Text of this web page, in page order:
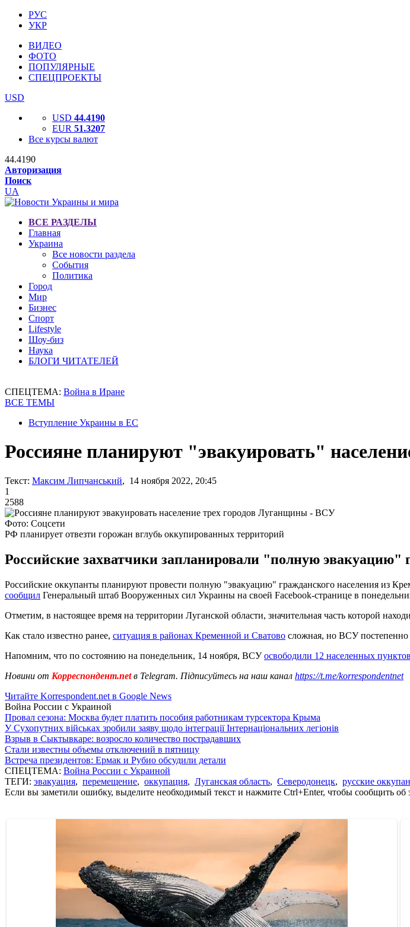
РУС
УКР
ВИДЕО
ФОТО
ПОПУЛЯРНЫЕ
СПЕЦПРОЕКТЫ
USD
USD 44.4190
EUR 51.3207
Все курсы валют
44.4190
Авторизация
Поиск
UA
ВСЕ РАЗДЕЛЫ
Главная
Украина
Все новости раздела
События
Политика
Город
Мир
Бизнес
Спорт
Lifestyle
Шоу-биз
Наука
БЛОГИ ЧИТАТЕЛЕЙ
СПЕЦТЕМА: Война в Иране
ВСЕ ТЕМЫ
Вступление Украины в ЕС
Россияне планируют "эвакуировать"
Текст: Максим Липчанський, 14 ноября 2022, 20:45
1
2588
Фото: Соцсети
РФ планирует отвезти горожан вглубь оккупированных территорий
Российские захватчики запланировали "полную
Российские оккупанты планируют провести полную "эвакуацию" гражданского населения из
сообщил Генеральный штаб Вооруженных сил Украины на своей Facebook-странице в
Отметим, в настоящее время на территории Луганской области, значительная часть которой
Как стало известно ранее, ситуация в районах Кременной и Сватово сложная, но ВСУ постепенно
Напомним, что по состоянию на понедельник, 14 ноября, ВСУосвободили 12 населенных пунктов
Новини от Корреспондент.netв Telegram. Підписуйтесь на наш канал https://t.me/korrespondentnet
Читайте Korrespondent.net в Google News
Война России с Украиной
Провал сезона: Москва будет платить пособия работникам турсектора Крыма
У Сухопутних військах зробили заяву щодо інтеграції Інтернаціональних легіонів
Взрыв в Сыктывкаре: возросло количество пострадавших
Стали известны объемы отключений в пятницу
Встреча президентов: Ермак и Рубио обсудили детали
СПЕЦТЕМА: Война России с Украиной
ТЕГИ: эвакуация, перемещение, оккупация, Луганская область, Северодонецк, русские
Если вы заметили ошибку, выделите необходимый текст и нажмите Ctrl+Enter, чтобы сообщить об